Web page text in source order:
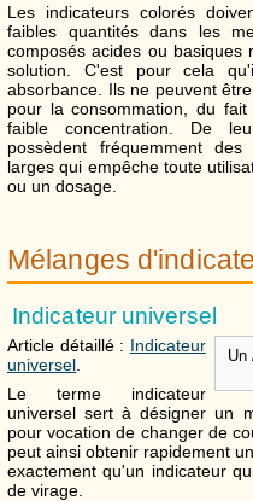
Les indicateurs colorés
faibles quantités dans les
composés acides ou
solution. C'est pour cela
absorbance. Ils ne peuvent
pour la consommation, du
faible concentration. De
possèdent fréquemment
larges qui empêche toute
ou un dosage.
Mélanges
Indicateur universel
Un
Article détaillé : Indicateur
universel
Le terme indicateur
universel sert à désigner un
pour vocation de changer de
peut ainsi obtenir rapidement
exactement qu'un indicateur
de virage.